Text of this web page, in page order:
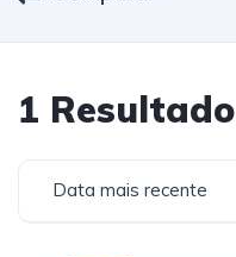
1 Resultado
Data mais recente